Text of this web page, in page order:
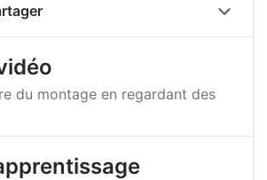
du montage en regardant des